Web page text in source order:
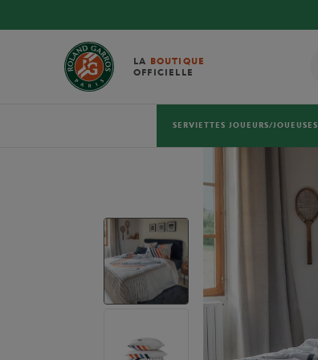
LA BOUTIQUE
OFFICIELLE
SERVIETTES JOUEURS/JOUEUSES